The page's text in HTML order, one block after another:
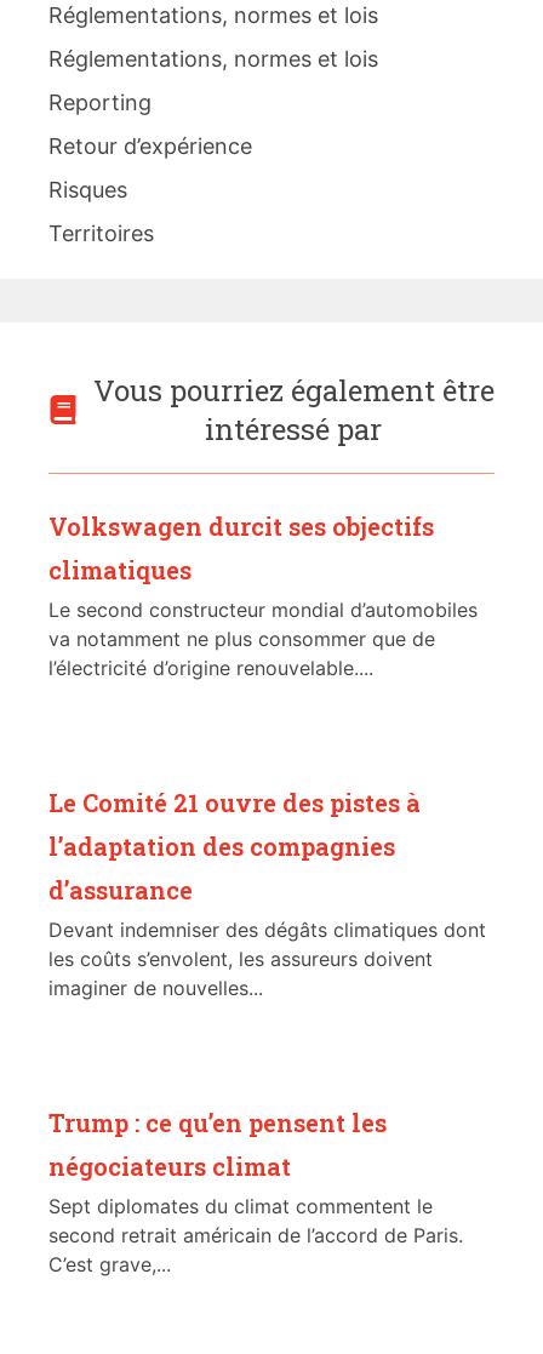
Réglementations, normes et lois
Réglementations, normes et lois
Reporting
Retour d’expérience
Risques
Territoires
Vous pourriez également être
intéressé par
Volkswagen durcit ses objectifs
climatiques
Le second constructeur mondial d’automobiles
va notamment ne plus consommer que de
l’électricité d’origine renouvelable....
Le Comité 21 ouvre des pistes à
l’adaptation des compagnies
d’assurance
Devant indemniser des dégâts climatiques dont
les coûts s’envolent, les assureurs doivent
imaginer de nouvelles...
Trump : ce qu’en pensent les
négociateurs climat
Sept diplomates du climat commentent le
second retrait américain de l’accord de Paris.
C’est grave,...